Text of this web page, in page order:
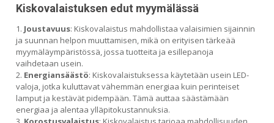
Kiskovalaistuksen edut myymälässä
Joustavuus: Kiskovalaistus mahdollistaa valaisimien sijainnin
ja suunnan helpon muuttamisen, mikä on erityisen tärkeää
myymäläympäristössä, jossa tuotteita ja esillepanoja
vaihdetaan usein.
Energiansäästö: Kiskovalaistuksessa käytetään usein LED-
valoja, jotka kuluttavat vähemmän energiaa kuin perinteiset
lamput ja kestävät pidempään. Tämä auttaa säästämään
energiaa ja alentaa ylläpitokustannuksia.